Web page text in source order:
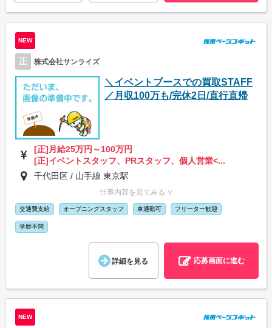
NEW
正 株式会社サンライズ
＼イベントブースでの買取STAFF
／月収100万も/完休2日/直行直帰
[正]月給25万円～100万円
[正]イベントスタッフ、PRスタッフ、個人営業<...
千代田区 / 山手線 東京駅
仕事内容を見てみる ∨
交通費支給 オープニングスタッフ 車通勤可 フリーター歓迎
学歴不問
詳細を見る 応募画面に進む
NEW